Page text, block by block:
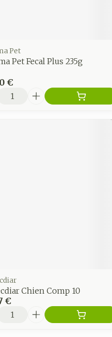
Pet
Pet Fecal Plus 235g
€
Chien Comp 10
€